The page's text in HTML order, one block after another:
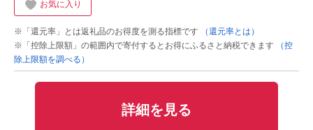
お気に入り
※「還元率」とは返礼品のお得度を測る指標です
（還元率とは）
※「控除上限額」の範囲内で寄付するとお得にふるさと納税できます
（控
除上限額を調べる）
詳細を見る